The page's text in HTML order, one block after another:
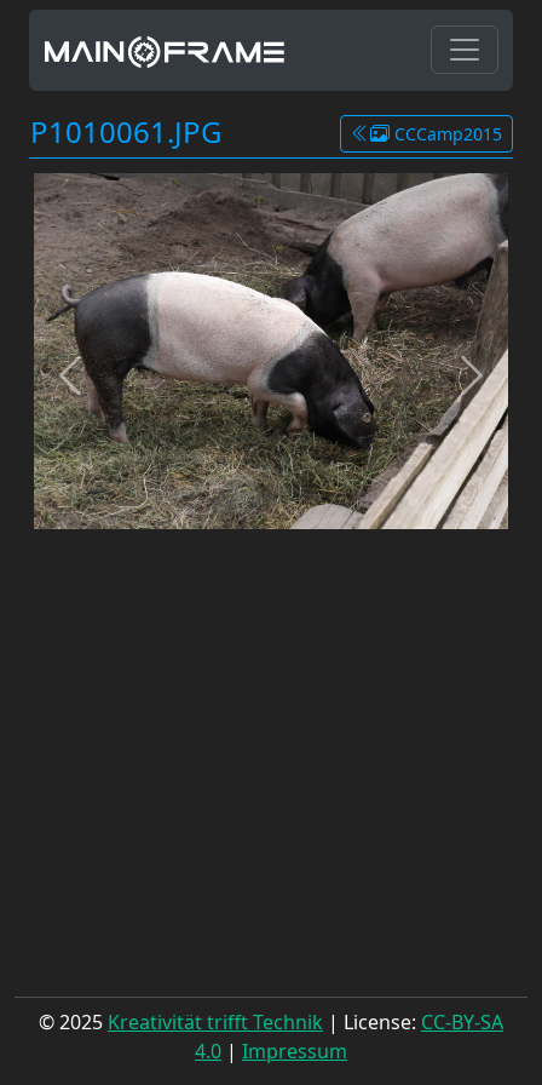
P1010061.JPG CCCamp2015
© 2025 Kreativität trifft Technik | License: CC-BY-SA
4.0 | Impressum